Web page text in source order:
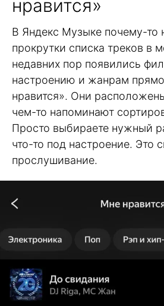
нравится»
В Яндекс Музыке почему-то
прокрутки списка треков в
недавних пор появились
настроению и жанрам
нравится». Они
чем-то напоминают
Просто выбираете нужный
что-то под настроение. Это
прослушивание.